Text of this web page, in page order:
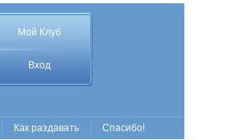
Мой Клуб
Вход
Как раздавать Спасибо!